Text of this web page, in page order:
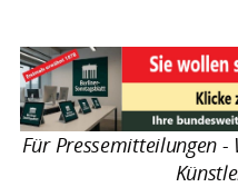
Für Pressemitteilungen -